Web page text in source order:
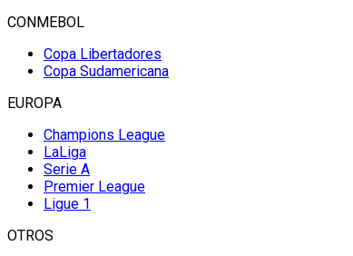
CONMEBOL
Copa Libertadores
Copa Sudamericana
EUROPA
Champions League
LaLiga
Serie A
Premier League
Ligue 1
OTROS